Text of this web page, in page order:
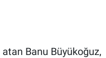
Banu Büyükoğuz,